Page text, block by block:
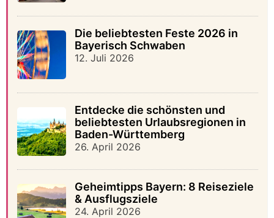
Die beliebtesten Feste 2026 in
Bayerisch Schwaben
12. Juli 2026
Entdecke die schönsten und
beliebtesten Urlaubsregionen in
Baden-Württemberg
26. April 2026
Geheimtipps Bayern: 8 Reiseziele
& Ausflugsziele
24. April 2026